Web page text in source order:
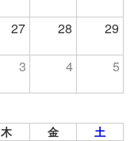
27 28 29
3 4 5
木 金 土